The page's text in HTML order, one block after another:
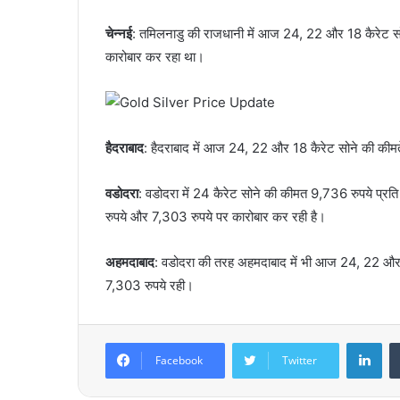
चेन्नई: तमिलनाडु की राजधानी में आज 24, 22 और 18 कैरेट
कारोबार कर रहा था।
हैदराबाद: हैदराबाद में आज 24, 22 और 18 कैरेट सोने की
वडोदरा: वडोदरा में 24 कैरेट सोने की कीमत 9,736 रुपये
रुपये और 7,303 रुपये पर कारोबार कर रही है।
अहमदाबाद: वडोदरा की तरह अहमदाबाद में भी आज 24,
7,303 रुपये रही।
Facebook Twitter